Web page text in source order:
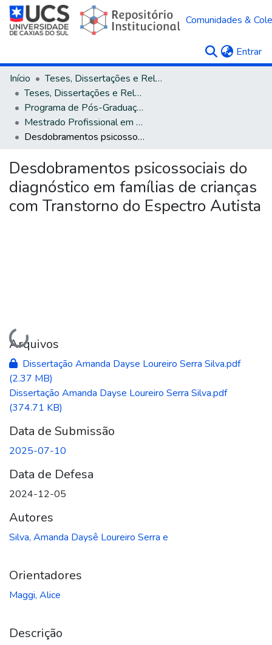
Comunidades &
Entrar
Início
Teses, Dissertações e Relatórios
Teses, Dissertações e Relatórios defendidos na UCS
Programa de Pós-Graduação em Psicologia
Mestrado Profissional em Psicologia
Desdobramentos psicossociais do diagnóstico em famílias de crianças com Transtorno do Espectro Autista
Desdobramentos psicossociais do
diagnóstico em famílias de crianças
com Transtorno do Espectro Autista
Carregando...
Arquivos
Dissertação Amanda Dayse Loureiro Serra Silva.pdf
(2.37 MB)
Dissertação Amanda Dayse Loureiro Serra Silva.pdf
(374.71 KB)
Data de Submissão
2025-07-10
Data de Defesa
2024-12-05
Autores
Silva, Amanda Daysê Loureiro Serra e
Orientadores
Maggi, Alice
Descrição